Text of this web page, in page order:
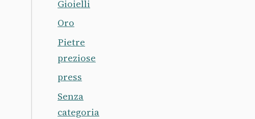
Gioielli
Oro
Pietre
preziose
press
Senza
categoria